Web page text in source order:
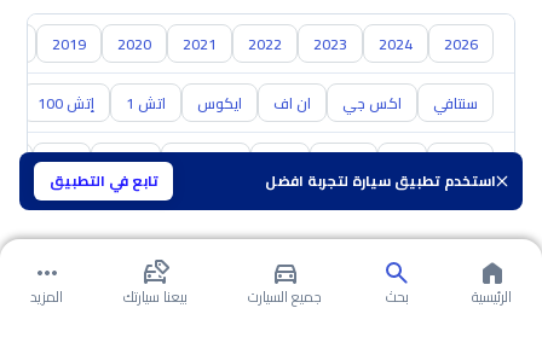
استخدم تطبيق سيارة لتجربة افضل تابع في التطبيق
2026
2024
2023
2022
2021
2020
2019
سنتافي اكس جي ان اف ايكوس اتش 1 إتش 100
تويوتا كيا نيسان مازدا سوزوكي هافال GAC
الرئيسية بحث جميع السيارت بيعنا سيارتك المزيد